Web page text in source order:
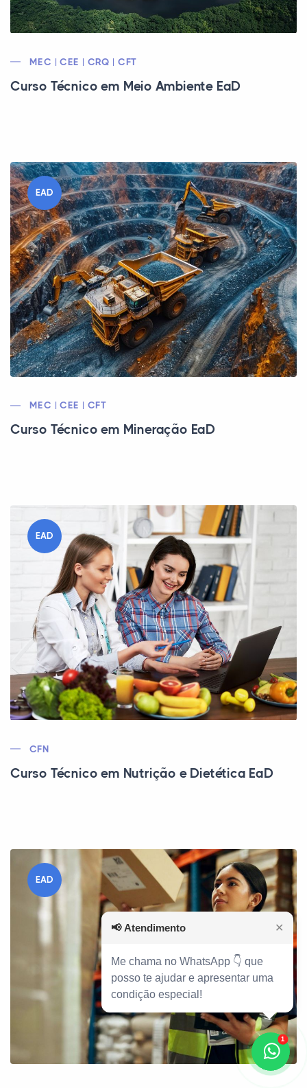
MEC | CEE | CRQ | CFT
Curso Técnico em Meio Ambiente EaD
EAD
MEC | CEE | CFT
Curso Técnico em Mineração EaD
EAD
CFN
Curso Técnico em Nutrição e Dietética EaD
EAD
1
📢 Atendimento ✕
Me chama no WhatsApp 👇 que
posso te ajudar e apresentar uma
condição especial!